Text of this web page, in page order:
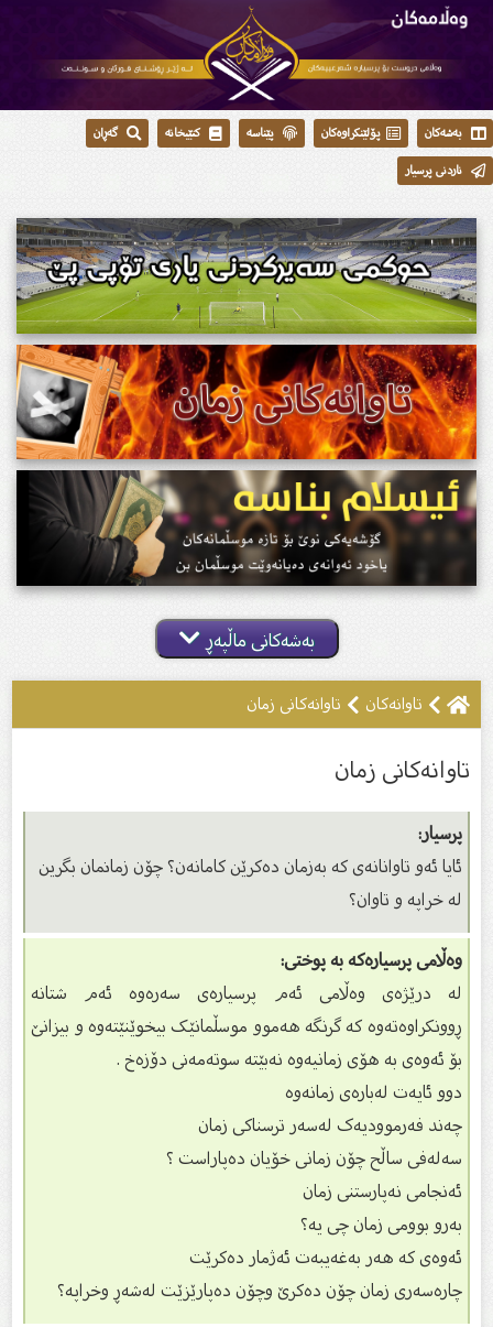
بەشەکان پۆلێنکراوەکان پێناسە کتێبخانە
گەڕان
ناردنی پرسیار
بەشەکانی ماڵپەڕ
تاوانه‌كان تاوانەکانى زمان
تاوانەکانى زمان
پرسیار:
ئایا ئەو تاوانانەى کە بەزمان دەکرێن کامانەن؟ چۆن زمانمان بگرین
لە خراپە و تاوان؟
وەڵامی پرسیارەکە بە پوختی:
لە درێژەى وەڵامى ئەم پرسیارەى سەرەوە ئەم شتانە
ڕوونکراوەتەوە کە گرنگە هەموو موسڵمانێک بیخوێنێتەوە و بیزانێ
بۆ ئەوەى بە هۆى زمانیەوە نەبێتە سوتەمەنى دۆزەخ .
دوو ئایەت لەبارەی زمانەوە
چەند فەرموودیەک لەسەر ترسناکی زمان
سەلەفی ساڵح چۆن زمانی خۆیان دەپاراست ؟
ئەنجامی نەپارستنی زمان
بەرو بوومی زمان چی یە؟
ئەوەی کە هەر بەغەیبەت ئەژمار دەکرێت
چارەسەری زمان چۆن دەکرێ وچۆن دەپارێزێت لەشەڕ وخراپە؟